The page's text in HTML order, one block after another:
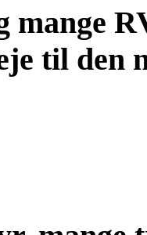
til den